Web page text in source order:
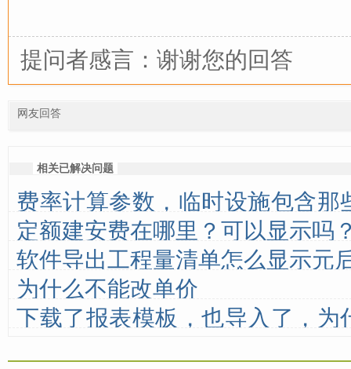
提问者感言：谢谢您的回答
网友回答
相关已解决问题
费率计算参数，临时设施包含那
没有的
定额建安费在哪里？可以显示吗
软件导出工程量清单怎么显示元
为什么不能改单价
下载了报表模板，也导入了，为
化？列表里面也没有导入的报表